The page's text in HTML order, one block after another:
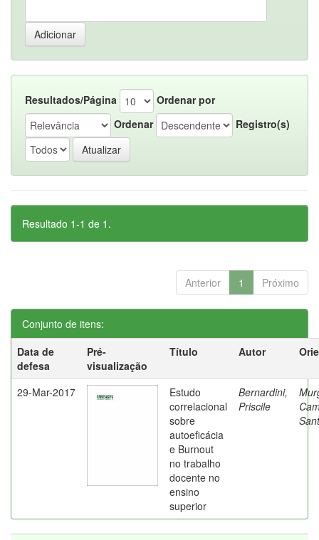
Resultados/Página
Ordenar por
Ordenar
Registro(s)
Resultado 1-1 de 1.
Anterior 1 Próximo
Conjunto de itens:
Data de
defesa
Pré-
visualização
Título Autor
29-Mar-2017
Estudo
correlacional
sobre
autoeficácia
e Burnout
no trabalho
docente no
ensino
superior
Bernardini,
Priscile